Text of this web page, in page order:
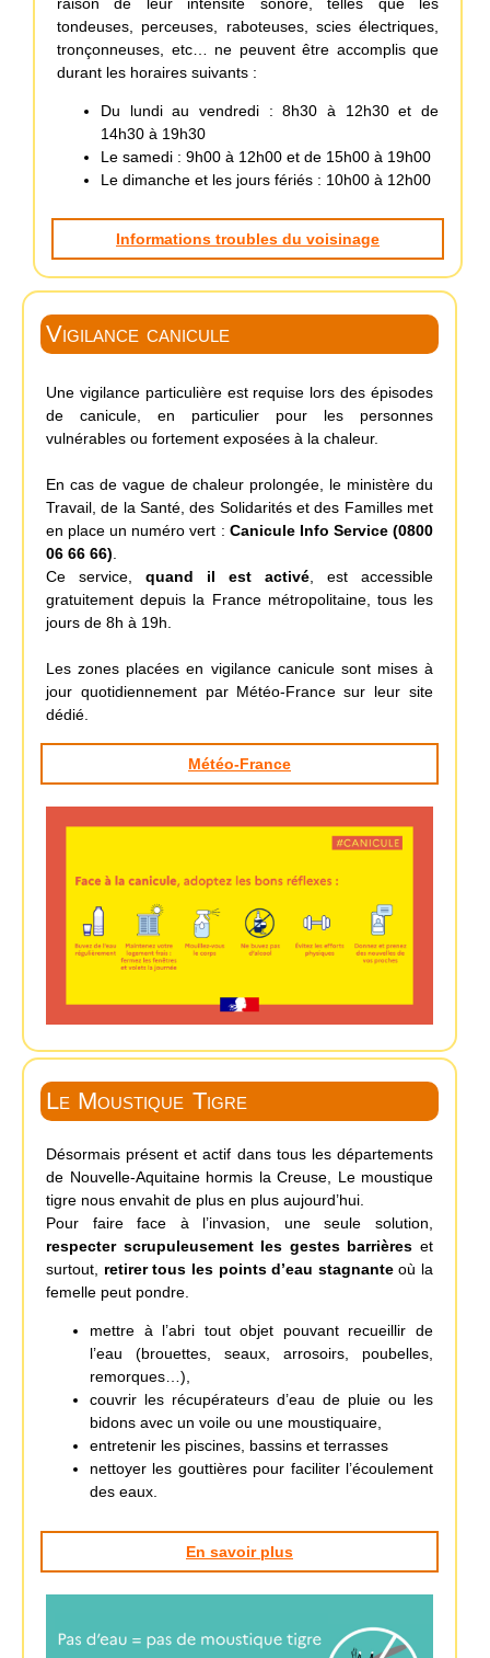
tondeuses, perceuses, raboteuses, scies électriques,
tronçonneuses, etc… ne peuvent être accomplis que
durant les horaires suivants :
Du lundi au vendredi : 8h30 à 12h30 et de
14h30 à 19h30
Le samedi : 9h00 à 12h00 et de 15h00 à 19h00
Le dimanche et les jours fériés : 10h00 à 12h00
Informations troubles du voisinage
Vigilance canicule
Une vigilance particulière est requise lors des épisodes
de canicule, en particulier pour les personnes
vulnérables ou fortement exposées à la chaleur.
En cas de vague de chaleur prolongée, le ministère du
Travail, de la Santé, des Solidarités et des Familles met
en place un numéro vert : Canicule Info Service (0800
06 66 66)
Ce service, quand il est activé , est accessible
gratuitement depuis la France métropolitaine, tous les
jours de 8h à 19h.
Les zones placées en vigilance canicule sont mises à
jour quotidiennement par Météo-France sur leur site
dédié.
Météo-France
Le Moustique Tigre
Désormais présent et actif dans tous les départements
de Nouvelle-Aquitaine hormis la Creuse, Le moustique
tigre nous envahit de plus en plus aujourd’hui.
Pour faire face à l’invasion, une seule solution,
respecter scrupuleusement les gestes barrières et
surtout, retirer tous les points d’eau stagnanteoù la
femelle peut pondre.
mettre à l’abri tout objet pouvant recueillir de
l’eau (brouettes, seaux, arrosoirs, poubelles,
remorques…),
couvrir les récupérateurs d’eau de pluie ou les
bidons avec un voile ou une moustiquaire,
entretenir les piscines, bassins et terrasses
nettoyer les gouttières pour faciliter l’écoulement
des eaux.
En savoir plus